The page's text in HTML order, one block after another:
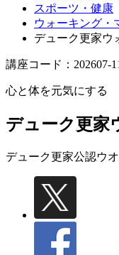
スポーツ・健康
ウォーキング・
デューク更家ウ
講座コード：202607-
心と体を元気にする
デューク更家
デューク更家公認ウ